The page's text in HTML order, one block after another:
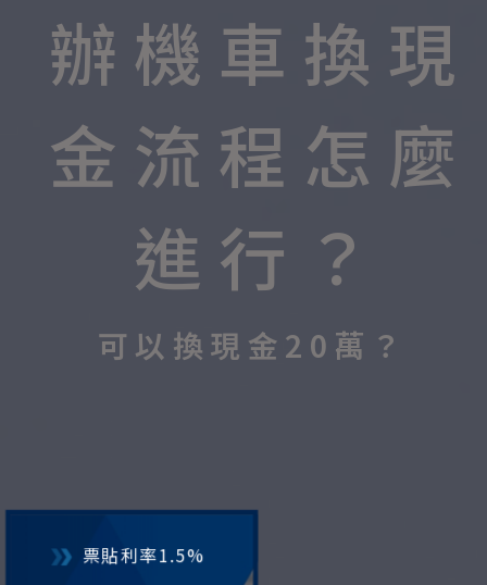
辦機車換現
金流程怎麼
進行？
可以換現金20萬？
票貼利率1.5%